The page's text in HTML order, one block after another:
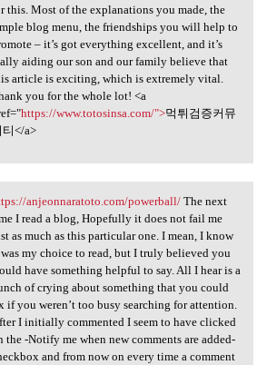
this. Most of the explanations you made, the
blog menu, the friendships you will help to
– it’s got everything excellent, and it’s
aiding our son and our family believe that
article is exciting, which is extremely vital.
you for the whole lot! <a
https://www.totosinsa.com/">먹튀검증커뮤
티</a>
anjeonnaratoto.com
anjeonnaratoto.com/powerball/The next
I read a blog, Hopefully it does not fail me
as much as this particular one. I mean, I know
my choice to read, but I truly believed you
have something helpful to say. All I hear is a
of crying about something that you could
if you weren’t too busy searching for attention.
I initially commented I seem to have clicked
the -Notify me when new comments are added-
and from now on every time a comment